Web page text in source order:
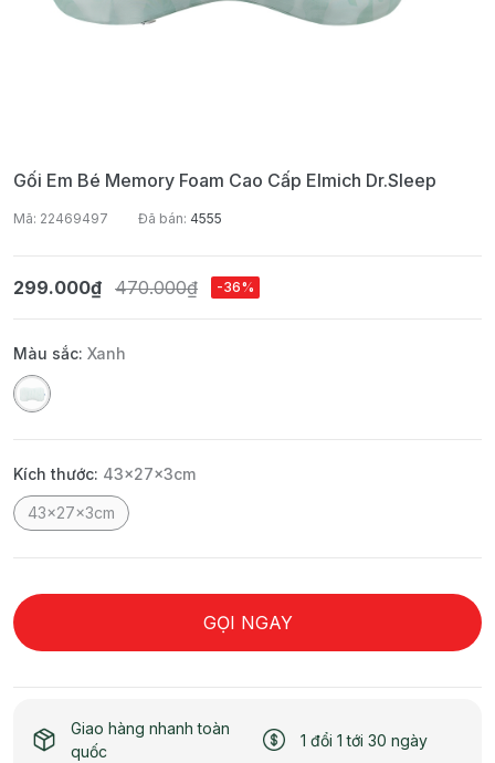
Gối Em Bé Memory Foam Cao Cấp Elmich Dr.Sleep
Mã: 22469497 Đã bán: 4555
299.000₫ 470.000₫ -36%
Màu sắc: Xanh
Kích thước: 43x27x3cm
43x27x3cm
GỌI NGAY
Giao hàng nhanh toàn
quốc
1 đổi 1 tới 30 ngày